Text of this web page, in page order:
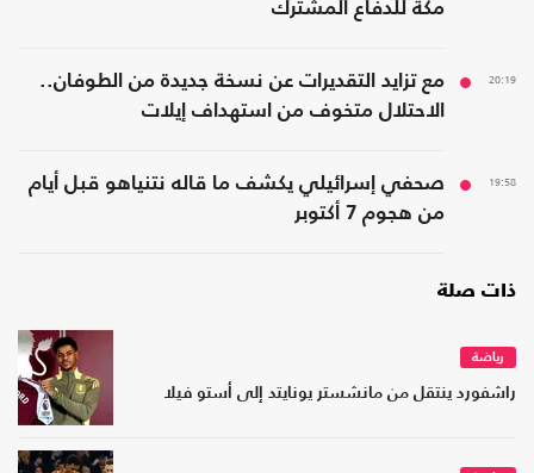
مكة للدفاع المشترك
20:19
مع تزايد التقديرات عن نسخة جديدة من الطوفان..
الاحتلال متخوف من استهداف إيلات
19:58
صحفي إسرائيلي يكشف ما قاله نتنياهو قبل أيام
من هجوم 7 أكتوبر
ذات صلة
رياضة
راشفورد ينتقل من مانشستر يونايتد إلى أستو فيلا